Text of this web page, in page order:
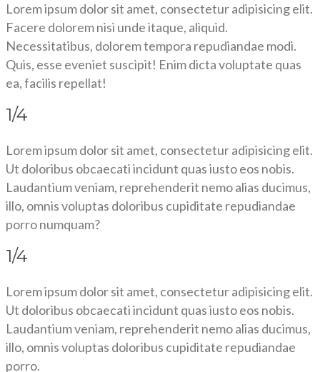
Lorem ipsum dolor sit amet, consectetur adipisicing elit.
Facere dolorem nisi unde itaque, aliquid.
Necessitatibus, dolorem tempora repudiandae modi.
Quis, esse eveniet suscipit! Enim dicta voluptate quas
ea, facilis repellat!
1/4
Lorem ipsum dolor sit amet, consectetur adipisicing elit.
Ut doloribus obcaecati incidunt quas iusto eos nobis.
Laudantium veniam, reprehenderit nemo alias ducimus,
illo, omnis voluptas doloribus cupiditate repudiandae
porro numquam?
1/4
Lorem ipsum dolor sit amet, consectetur adipisicing elit.
Ut doloribus obcaecati incidunt quas iusto eos nobis.
Laudantium veniam, reprehenderit nemo alias ducimus,
illo, omnis voluptas doloribus cupiditate repudiandae
porro.